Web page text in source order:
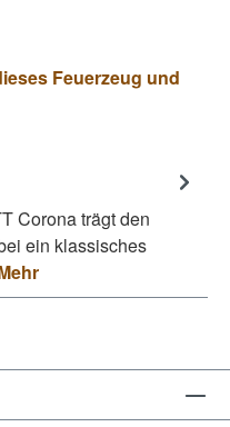
Feuerzeug und
Corona trägt den
ein klassisches